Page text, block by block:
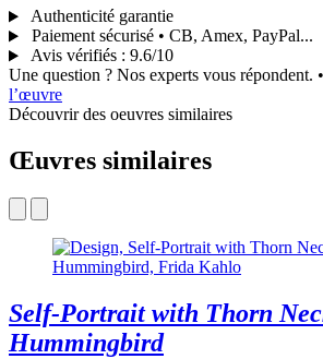
Authenticité garantie
Paiement sécurisé • CB, Amex, PayPal...
Avis vérifiés : 9.6/10
Une question ? Nos experts vous répondent. •
l’œuvre
Découvrir des oeuvres similaires
Œuvres similaires
Self-Portrait with Thorn
Hummingbird